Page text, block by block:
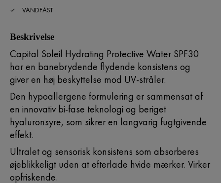
VANDFAST
Beskrivelse
Capital Soleil Hydrating Protective Water SPF30
har en banebrydende flydende konsistens og
giver en høj beskyttelse mod UV-stråler.
Den hypoallergene formulering er sammensat af
en innovativ bi-fase teknologi og beriget
hyaluronsyre, som sikrer en langvarig fugtgivende
effekt.
Ultralet og sensorisk konsistens som absorberes
øjeblikkeligt uden at efterlade hvide mærker. Virker
opfriskende.